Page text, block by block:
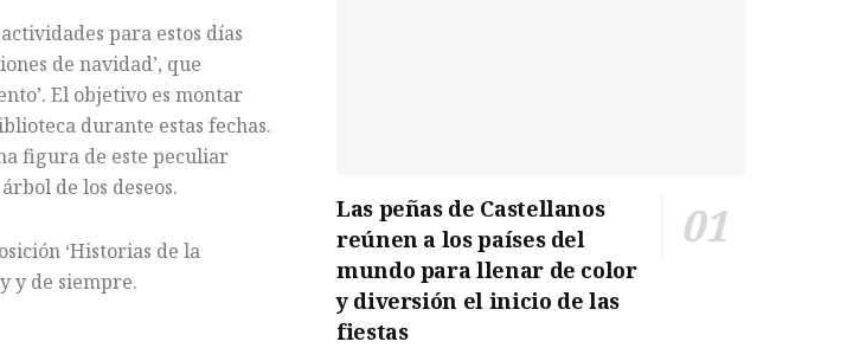
para estos días
de navidad’, que
El objetivo es montar
durante estas fechas.
figura de este peculiar
de los deseos.
‘Historias de la
y de siempre.
Las peñas de Castellanos
reúnen a los países del
mundo para llenar de color
y diversión el inicio de las
fiestas